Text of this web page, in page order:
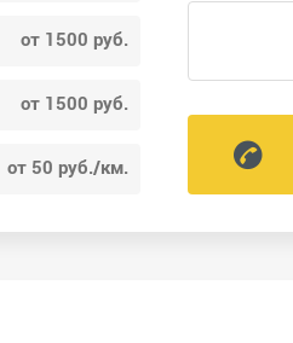
от 1500 руб.
от 1500 руб.
от 50 руб./км.